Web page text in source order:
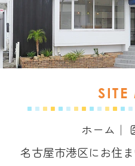
SITE
ホーム ｜
名古屋市港区にお住